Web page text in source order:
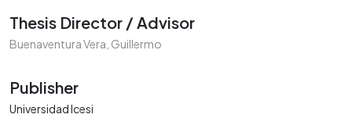
Thesis Director / Advisor
Buenaventura Vera, Guillermo
Publisher
Universidad Icesi